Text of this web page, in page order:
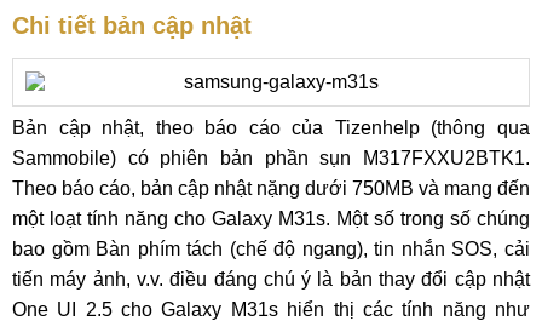
Chi tiết bản cập nhật
Bản cập nhật, theo báo cáo của Tizenhelp (thông qua
Sammobile) có phiên bản phần sụn M317FXXU2BTK1.
Theo báo cáo, bản cập nhật nặng dưới 750MB và mang đến
một loạt tính năng cho Galaxy M31s. Một số trong số chúng
bao gồm Bàn phím tách (chế độ ngang), tin nhắn SOS, cải
tiến máy ảnh, v.v. điều đáng chú ý là bản thay đổi cập nhật
One UI 2.5 cho Galaxy M31s hiển thị các tính năng như